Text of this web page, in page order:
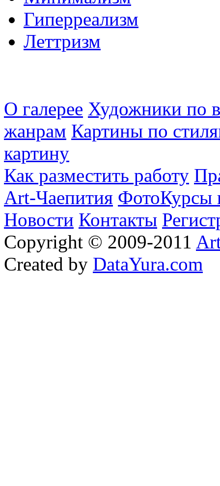
Гиперреализм
Леттризм
О галерее Художники по
жанрам Картины по
картину
Как разместить работу
Art-Чаепития ФотоКурсы
Новости Контакты
Copyright © 2009-2011
Created by DataYura.com